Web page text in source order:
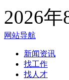
2026
网站导航
新闻资讯
找工作
找人才